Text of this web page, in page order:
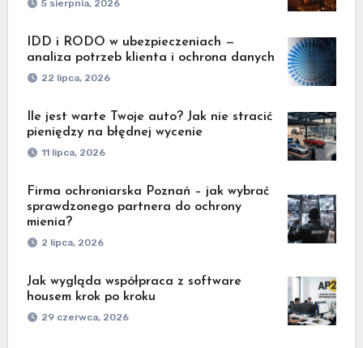
5 sierpnia, 2026
IDD i RODO w ubezpieczeniach —
analiza potrzeb klienta i ochrona danych
22 lipca, 2026
Ile jest warte Twoje auto? Jak nie stracić
pieniędzy na błędnej wycenie
11 lipca, 2026
Firma ochroniarska Poznań – jak wybrać
sprawdzonego partnera do ochrony
mienia?
2 lipca, 2026
Jak wygląda współpraca z software
housem krok po kroku
29 czerwca, 2026